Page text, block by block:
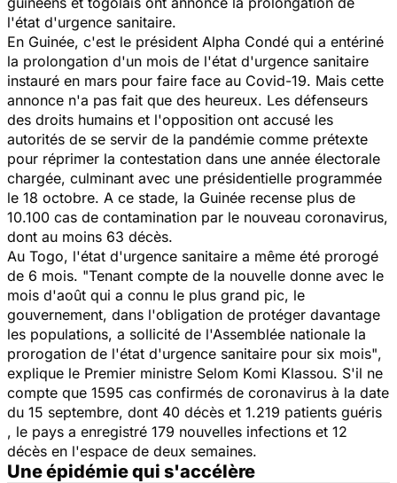
l'état d'urgence sanitaire.
En Guinée, c'est le président Alpha Condé qui a entériné
la prolongation d'un mois de l'état d'urgence sanitaire
instauré en mars pour faire face au Covid-19. Mais cette
annonce n'a pas fait que des heureux. Les défenseurs
des droits humains et l'opposition ont accusé les
autorités de se servir de la pandémie comme prétexte
pour réprimer la contestation dans une année électorale
chargée, culminant avec une présidentielle programmée
le 18 octobre. A ce stade, la Guinée recense plus de
10.100 cas de contamination par le nouveau coronavirus,
dont au moins 63 décès.
Au Togo, l'état d'urgence sanitaire a même été prorogé
de 6 mois. "Tenant compte de la nouvelle donne avec le
mois d'août qui a connu le plus grand pic, le
gouvernement, dans l'obligation de protéger davantage
les populations, a sollicité de l'Assemblée nationale la
prorogation de l'état d'urgence sanitaire pour six mois",
explique le Premier ministre Selom Komi Klassou. S'il ne
compte que 1595 cas confirmés de coronavirus à la date
du 15 septembre, dont 40 décès et 1.219 patients guéris
, le pays a enregistré 179 nouvelles infections et 12
décès en l'espace de deux semaines.
Une épidémie qui s'accélère